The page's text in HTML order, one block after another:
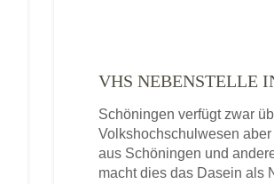
VHS NEBENSTELLE
Schöningen verfügt zwar
Volkshochschulwesen
aus Schöningen und
macht dies das Dasein als